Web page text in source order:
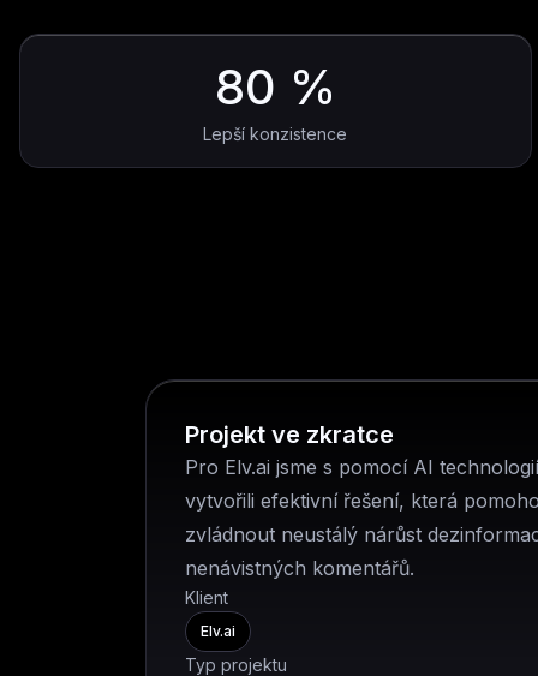
80 %
Lepší konzistence
Projekt ve zkratce
Pro Elv.ai jsme s pomocí AI technologií
vytvořili efektivní řešení, která
zvládnout neustálý nárůst
nenávistných komentářů.
Klient
Elv.ai
Typ projektu